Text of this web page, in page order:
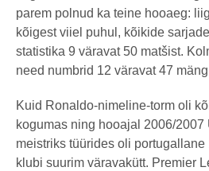
parem polnud ka teine hooaeg:
kõigest viiel puhul, kõikide
statistika 9 väravat 50 matšist.
need numbrid 12 väravat 47
Kuid Ronaldo-nimeline-torm oli
kogumas ning hooajal 2006/2007
meistriks tüürides oli
klubi suurim väravakütt. Premier